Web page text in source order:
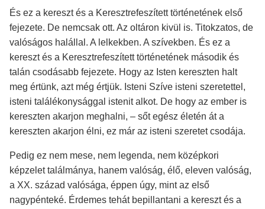
És ez a kereszt és a Keresztrefeszített történetének első
fejezete. De nemcsak ott. Az oltáron kivül is. Titokzatos, de
valóságos halállal. A lelkekben. A szívekben. És ez a
kereszt és a Keresztrefeszített történetének második és
talán csodásabb fejezete. Hogy az Isten kereszten halt
meg értünk, azt még értjük. Isteni Szíve isteni szeretettel,
isteni találékonysággal istenit alkot. De hogy az ember is
kereszten akarjon meghalni, – sőt egész életén át a
kereszten akarjon élni, ez már az isteni szeretet csodája.
Pedig ez nem mese, nem legenda, nem középkori
képzelet találmánya, hanem valóság, élő, eleven valóság,
a XX. század valósága, éppen úgy, mint az első
nagypénteké. Érdemes tehát bepillantani a kereszt és a